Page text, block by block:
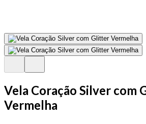
Vela Coração Silver com
Vermelha